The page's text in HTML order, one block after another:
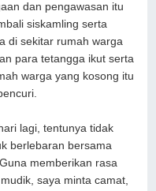
dan pengawasan itu
siskamling serta
di sekitar rumah warga
para tetangga ikut serta
warga yang kosong itu
lagi, tentunya tidak
berlebaran bersama
memberikan rasa
saya minta camat,